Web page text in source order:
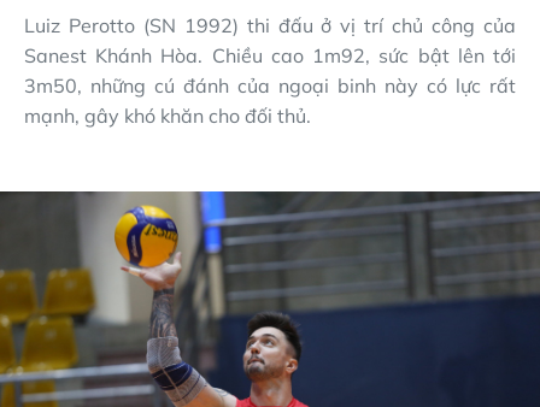
Luiz Perotto (SN 1992) thi đấu ở vị trí chủ công của
Sanest Khánh Hòa. Chiều cao 1m92, sức bật lên tới
3m50, những cú đánh của ngoại binh này có lực rất
mạnh, gây khó khăn cho đối thủ.